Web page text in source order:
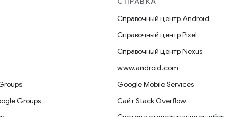
Groups
Справочный центр Android
Справочный центр Pixel
Справочный центр Nexus
www.android.com
Google Mobile Services
Сайт Stack Overflow